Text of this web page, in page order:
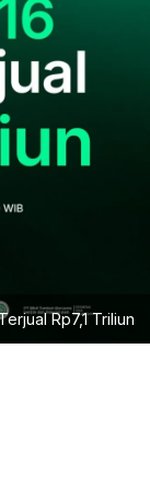
Rp7,1 Triliun